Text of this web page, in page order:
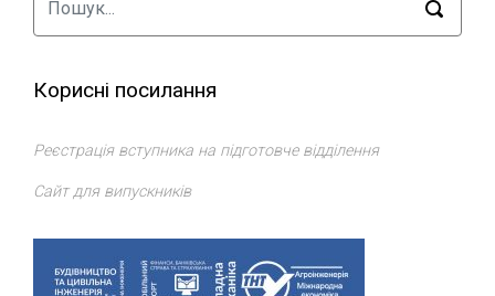
Корисні посилання
Реєстрація вступника на підготовче відділення
Сайт для випускників